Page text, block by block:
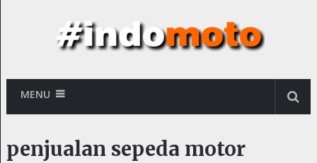
MENU
penjualan sepeda motor